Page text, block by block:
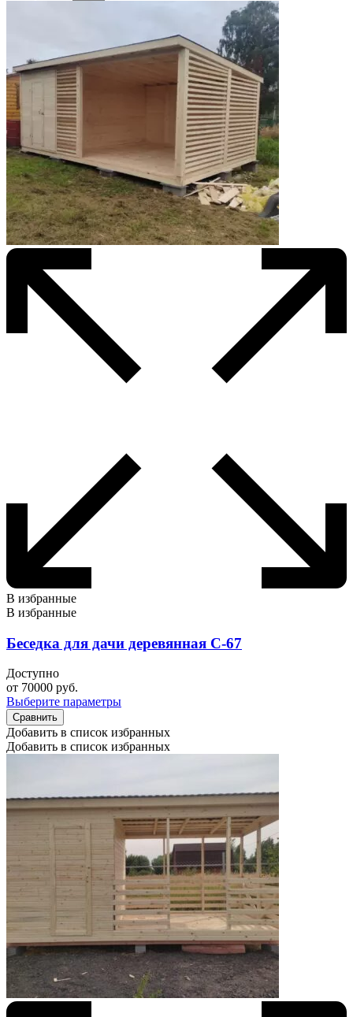
В избранные
В избранные
Беседка для дачи деревянная С-67
Доступно
от 70000 руб.
Выберите параметры
Сравнить
Добавить в список избранных
Добавить в список избранных